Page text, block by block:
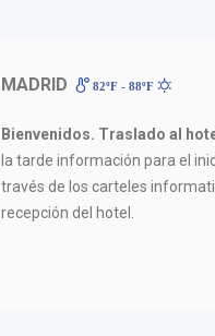
MADRID 82ºF - 88ºF
Bienvenidos. Traslado al
la tarde información para el
través de los carteles
recepción del hotel.